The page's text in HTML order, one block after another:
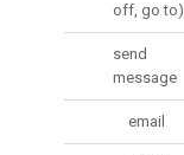
off, go to)
send
message
email